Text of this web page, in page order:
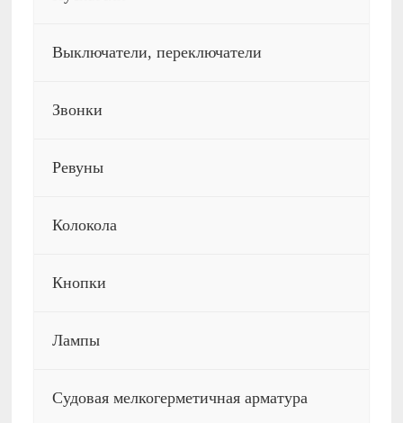
Выключатели, переключатели
Звонки
Ревуны
Колокола
Кнопки
Лампы
Судовая мелкогерметичная арматура